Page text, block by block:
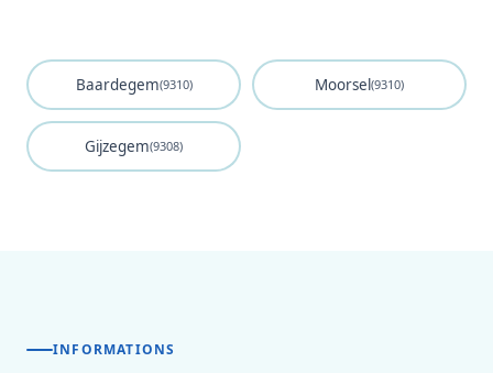
Baardegem(9310) Moorsel(9310)
Gijzegem(9308)
INFORMATIONS